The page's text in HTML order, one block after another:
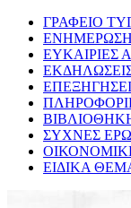
ΓΡΑΦΕΙΟ
ΕΥΚΑΙΡΙΕΣ
ΣΥΧΝΕΣ
ΕΙΔΙΚΑ